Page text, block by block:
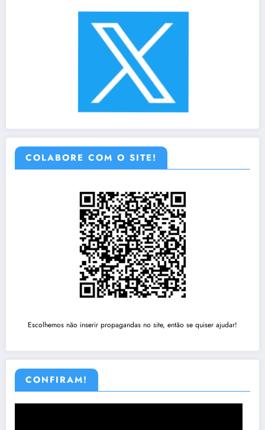
COLABORE COM O SITE!
Escolhemos não inserir propagandas no site, então se quiser ajudar!
CONFIRAM!